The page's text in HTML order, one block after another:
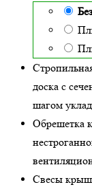
доска с
шагом
Обрешетка
Свесы